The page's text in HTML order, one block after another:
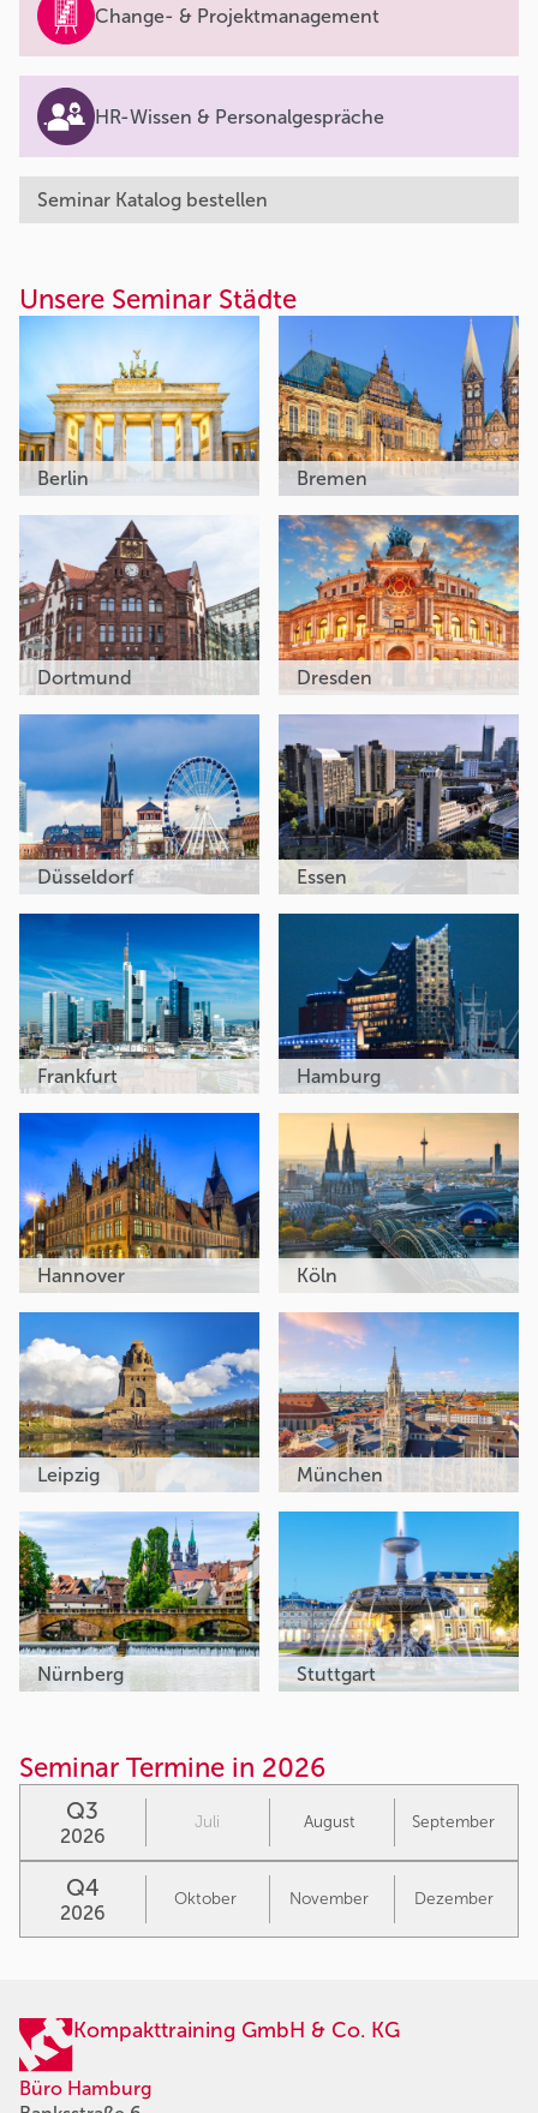
Change- & Projektmanagement
HR-Wissen & Personalgespräche
Seminar Katalog bestellen
Unsere Seminar Städte
Berlin Bremen
Dortmund Dresden
Düsseldorf Essen
Frankfurt Hamburg
Hannover Köln
Leipzig München
Nürnberg Stuttgart
Seminar Termine in 2026
Q3
2026
Juli August September
Q4
2026
Oktober November Dezember
Kompakttraining GmbH & Co. KG
Büro Hamburg